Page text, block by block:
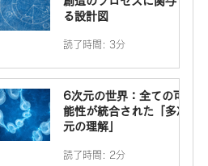
る設計図
読了時間: 3分
6次元の世界：全ての可
能性が統合された「多次
元の理解」
読了時間: 2分